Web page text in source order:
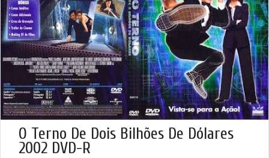
O Terno De Dois Bilhões De Dólares
2002 DVD-R